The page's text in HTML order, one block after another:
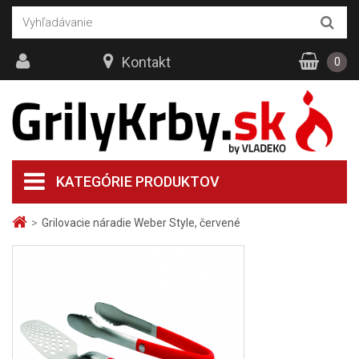
> Grilovacie náradie Weber Style, červené
KATEGÓRIE PRODUKTOV
Kontakt 0